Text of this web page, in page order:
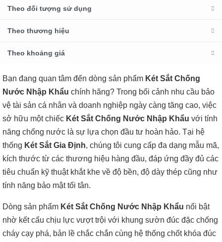
Theo đối tượng sử dụng
Theo thương hiệu
Theo khoảng giá
Bạn đang quan tâm đến dòng sản phẩm Két Sắt Chống
Nước Nhập Khẩu chính hãng? Trong bối cảnh nhu cầu bảo
vệ tài sản cá nhân và doanh nghiệp ngày càng tăng cao, việc
sở hữu một chiếc Két Sắt Chống Nước Nhập Khẩu với tính
năng chống nước là sự lựa chọn đầu tư hoàn hảo. Tại hệ
thống Két Sắt Gia Định, chúng tôi cung cấp đa dạng mẫu mã,
kích thước từ các thương hiệu hàng đầu, đáp ứng đầy đủ các
tiêu chuẩn kỹ thuật khắt khe về độ bền, độ dày thép cũng như
tính năng bảo mật tối tân.
Dòng sản phẩm Két Sắt Chống Nước Nhập Khẩu nổi bật
nhờ kết cấu chịu lực vượt trội với khung sườn đúc đặc chống
cháy cạy phá, bản lề chắc chắn cùng hệ thống chốt khóa đúc